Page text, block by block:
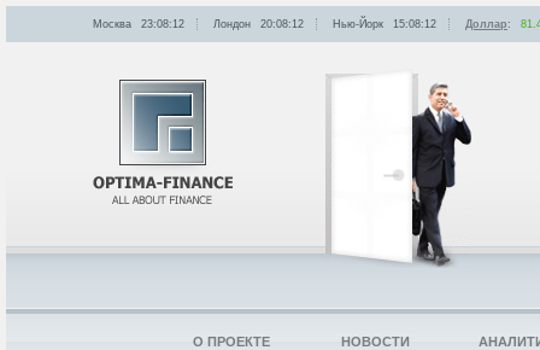
Москва 23:08:12 Лондон 20:08:12 Нью-Йорк 15:08:12 Доллар:
О ПРОЕКТЕ НОВОСТИ